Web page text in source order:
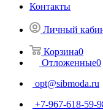
Контакты
Личный
Корзина0
Отложенные0
opt@sibmoda.ru
+7-967-618-59-